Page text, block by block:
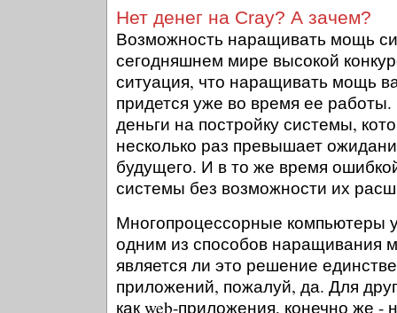
Нет денег на Cray? А зачем?
Возможность наращивать мощь
сегодняшнем мире высокой
ситуация, что наращивать мощь
придется уже во время ее работы.
деньги на постройку системы,
несколько раз превышает
будущего. И в то же время
системы без возможности их
Многопроцессорные компьютеры
одним из способов наращивания
является ли это решение
приложений, пожалуй, да. Для
как web-приложения, конечно же -